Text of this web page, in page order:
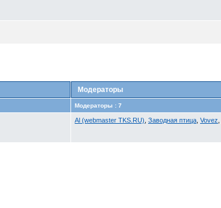
Модераторы
Модераторы : 7
Al (webmaster TKS.RU) Заводная птица Vovez